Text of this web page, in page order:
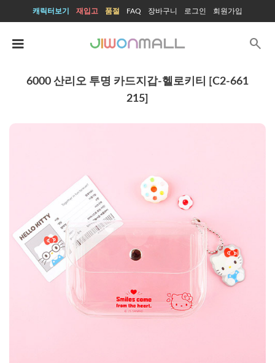
캐릭터보기 재입고 품절 FAQ 장바구니 로그인 회원가입
search
6000 산리오 투명 카드지갑-헬로키티 [C2-661
215]